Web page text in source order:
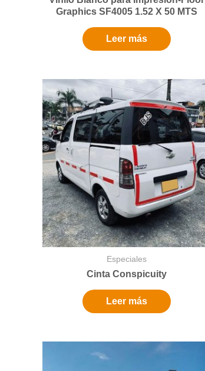
Graphics SF4005 1.52 X 50 MTS
Leer más
Especiales
Cinta Conspicuity
Leer más